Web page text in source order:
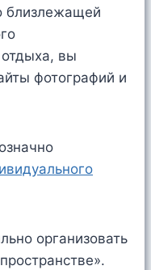
близлежащей
вы
фотографий и
организовать